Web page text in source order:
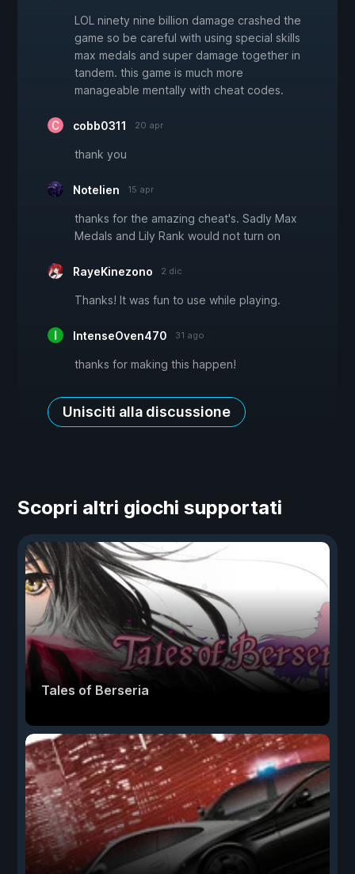
LOL ninety nine billion damage crashed the
game so be careful with using special skills
max medals and super damage together in
tandem. this game is much more
manageable mentally with cheat codes.
cobb0311 20 apr
thank you
Notelien 15 apr
thanks for the amazing cheat's. Sadly Max
Medals and Lily Rank would not turn on
RayeKinezono 2 dic
Thanks! It was fun to use while playing.
IntenseOven470 31 ago
thanks for making this happen!
Unisciti alla discussione
Scopri altri giochi supportati
Tales of Berseria